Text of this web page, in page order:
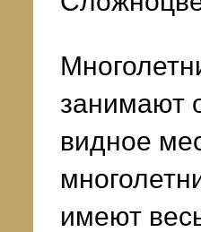
занимают
видное
имеют